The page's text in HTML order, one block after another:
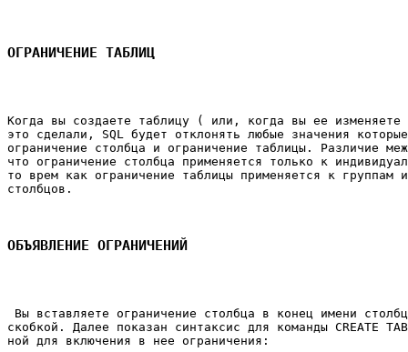
ОГРАНИЧЕНИЕ ТАБЛИЦ
Когда вы создаете таблицу ( или, когда вы ее
это сделали, SQL будет отклонять любые значения
ограничение столбца и ограничение таблицы. Различие
что ограничение столбца применяется только к
то врем как ограничение таблицы применяется к
столбцов.
ОБЪЯВЛЕНИЕ ОГРАНИЧЕНИЙ
Вы вставляете ограничение столбца в конец имени
скобкой. Далее показан синтаксис для команды CREATE
ной для включения в нее ограничения: